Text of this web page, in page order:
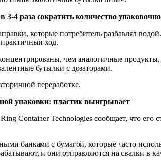
4 раза сократить количество
которые потребитель разбавлял
ход.
чем аналогичные
бутылки с дозаторами.
переработке.
упаковки: пластик выигрывает
Container Technologies сообщает, что
банками с бумагой, которые часто
и они отправляются на свалки в